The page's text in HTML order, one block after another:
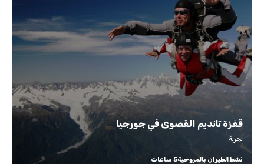
قفزة تانديم القصوى في جورجيا
تجربة
نشطالطيران بالمروحية5 ساعات